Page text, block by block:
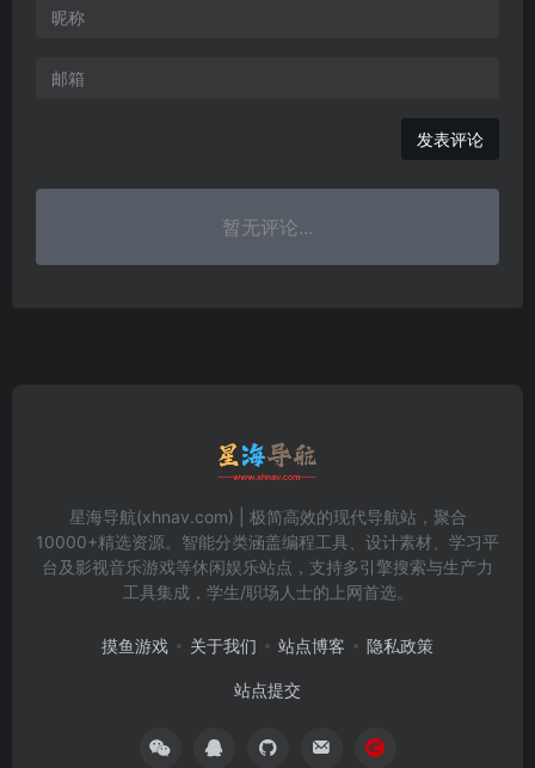
发表评论
暂无评论...
星海导航(xhnav.com) | 极简高效的现代导航站，聚合
10000+精选资源。智能分类涵盖编程工具、设计素材、学习平
台及影视音乐游戏等休闲娱乐站点，支持多引擎搜索与生产力
工具集成，学生/职场人士的上网首选。
摸鱼游戏 关于我们 站点博客 隐私政策
站点提交